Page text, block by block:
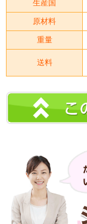
生産国
原材料
重量
送料